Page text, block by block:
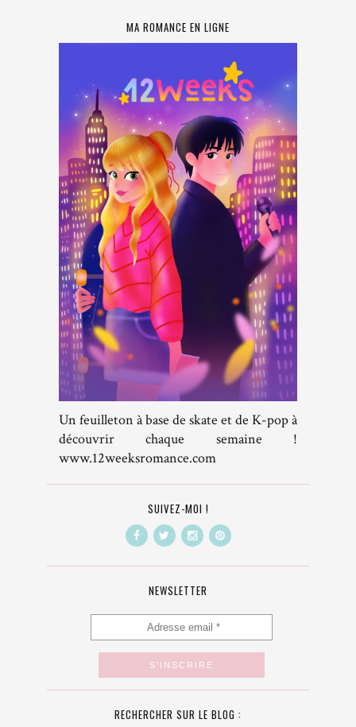
MA ROMANCE EN LIGNE
Un feuilleton à base de skate et de K-pop à
découvrir chaque semaine !
www.12weeksromance.com
SUIVEZ-MOI !
NEWSLETTER
RECHERCHER SUR LE BLOG :